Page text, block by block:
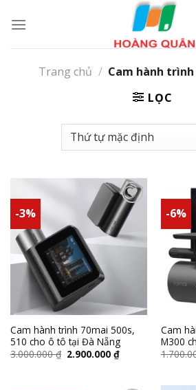
Trang chủ / Cam hành
LỌC
-3%
Add to
wishlist
Cam hành trình 70mai 500s,
510 cho ô tô tại Đà Nẵng
3.000.000₫ 2.900.000 ₫
-6%
Cam
M300